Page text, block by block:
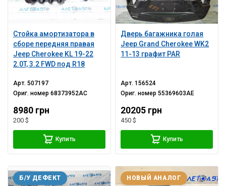
Стойка амортизатора в
сборе передняя правая
Jeep Cherokee KL 19-22
2.0T, 3.2 FWD под R18
Арт.507197
Ориг. номер68373952AC
8980 грн
200 $
Купить
Дверь багажника голая
Jeep Grand Cherokee WK2
11-13 графит PAR
Арт.156524
Ориг. номер55369603AE
20205 грн
450 $
Купить
Б/У ДЕФЕКТ НОВЫЙ АНАЛОГ